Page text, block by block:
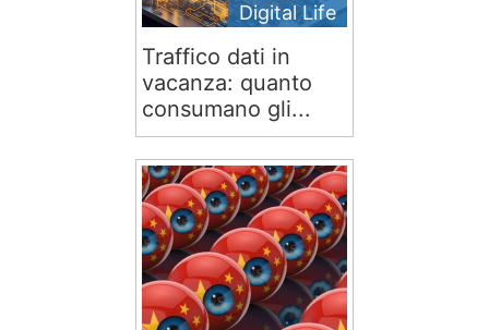
Digital Life
Traffico dati in
vacanza: quanto
consumano gli...